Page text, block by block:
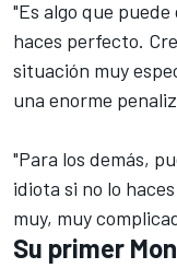
"Es algo que
haces perfecto.
situación muy
una enorme
"Para los demás,
idiota si no lo
muy, muy
Su primer